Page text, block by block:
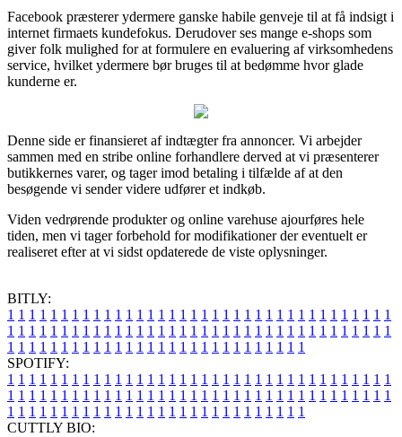
Facebook præsterer ydermere ganske habile genveje til at få indsigt i
internet firmaets kundefokus. Derudover ses mange e-shops som
giver folk mulighed for at formulere en evaluering af virksomhedens
service, hvilket ydermere bør bruges til at bedømme hvor glade
kunderne er.
Denne side er finansieret af indtægter fra annoncer. Vi arbejder
sammen med en stribe online forhandlere derved at vi præsenterer
butikkernes varer, og tager imod betaling i tilfælde af at den
besøgende vi sender videre udfører et indkøb.
Viden vedrørende produkter og online varehuse ajourføres hele
tiden, men vi tager forbehold for modifikationer der eventuelt er
realiseret efter at vi sidst opdaterede de viste oplysninger.
BITLY:
1 1 1 1 1 1 1 1 1 1 1 1 1 1 1 1 1 1 1 1 1 1 1 1 1 1 1 1 1 1 1 1 1 1 1 1
1 1 1 1 1 1 1 1 1 1 1 1 1 1 1 1 1 1 1 1 1 1 1 1 1 1 1 1 1 1 1 1 1 1 1 1
1 1 1 1 1 1 1 1 1 1 1 1 1 1 1 1 1 1 1 1 1 1 1 1 1 1 1 1
SPOTIFY:
1 1 1 1 1 1 1 1 1 1 1 1 1 1 1 1 1 1 1 1 1 1 1 1 1 1 1 1 1 1 1 1 1 1 1 1
1 1 1 1 1 1 1 1 1 1 1 1 1 1 1 1 1 1 1 1 1 1 1 1 1 1 1 1 1 1 1 1 1 1 1 1
1 1 1 1 1 1 1 1 1 1 1 1 1 1 1 1 1 1 1 1 1 1 1 1 1 1 1 1
CUTTLY BIO: